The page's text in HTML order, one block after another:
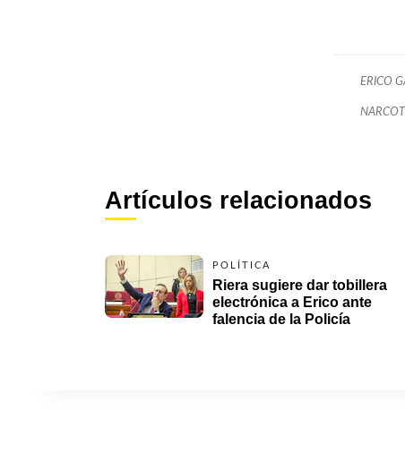
ERICO
Artículos relacionados
POLÍTICA
Riera sugiere dar tobillera
electrónica a Erico ante
falencia de la Policía